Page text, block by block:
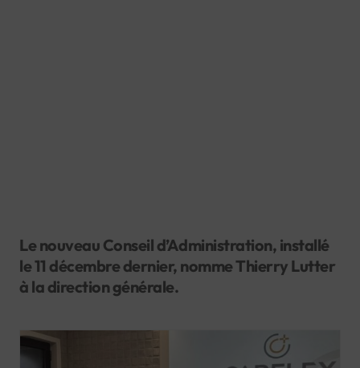
Le nouveau Conseil d’Administration, installé
le 11 décembre dernier, nomme Thierry Lutter
à la direction générale.